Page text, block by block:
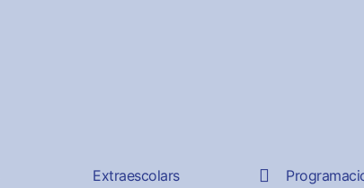
Extraescolars